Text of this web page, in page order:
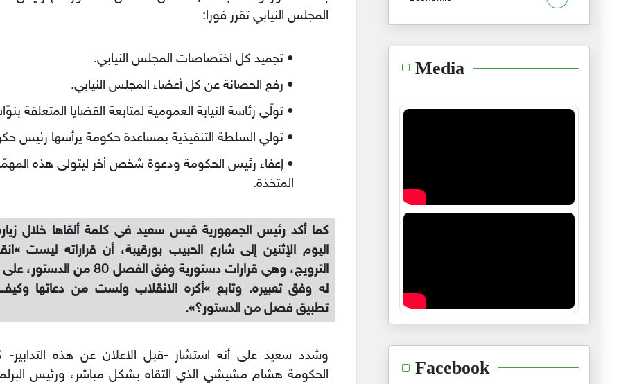
المجلس النيابي تقرر فورا:
• تجميد كل اختصاصات المجلس النيابي.
• رفع الحصانة عن كل أعضاء المجلس النيابي.
• تولّي رئاسة النيابة العمومية لمتابعة القضايا المتعلقة
• تولي السلطة التنفيذية بمساعدة حكومة يرأسها رئيس
• إعفاء رئيس الحكومة ودعوة شخص أخر ليتولى هذه المهمّة
المتخذة.
كما أكد رئيس الجمهورية قيس سعيد في كلمة ألقاها خلال
اليوم الإثنين إلى شارع الحبيب بورقيبة، أن قراراته ليست
الترويج، وهي قرارات دستورية وفق
له وفق تعبيره. وتابع »أكره الانقلاب ولست من دعاتها وكيف
تطبيق فصل من الدستور؟».
وشدد سعيد على أنه استشار -قبل الاعلان عن هذه
الحكومة هشام مشيشي الذي التقاه بشكل مباشر، ورئيس
Media
Facebook